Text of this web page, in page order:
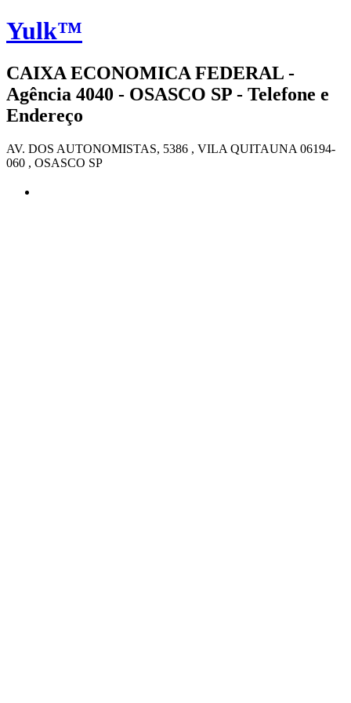
Yulk™
CAIXA ECONOMICA FEDERAL -
Agência 4040 - OSASCO SP - Telefone e
Endereço
AV. DOS AUTONOMISTAS, 5386 , VILA QUITAUNA 06194-
060 , OSASCO SP